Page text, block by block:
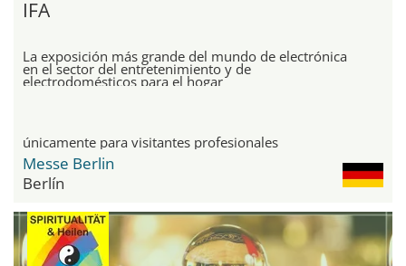
IFA
La exposición más grande del mundo de electrónica
en el sector del entretenimiento y de
electrodomésticos para el hogar
únicamente para visitantes profesionales
Messe Berlin
Berlín